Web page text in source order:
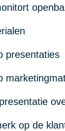
presentaties
op de